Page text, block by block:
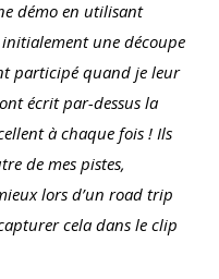
démo en utilisant
une découpe
participé quand je leur
écrit par-dessus la
à chaque fois ! Ils
de mes pistes,
lors d’un road trip
cela dans le clip